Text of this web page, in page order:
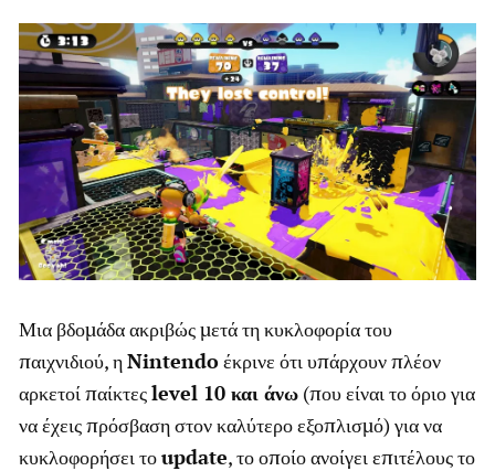
Μια βδομάδα ακριβώς μετά τη κυκλοφορία του
παιχνιδιού, ηNintendoέκρινε ότι υπάρχουν πλέον
αρκετοί παίκτεςlevel 10 και άνω (που είναι το όριο για
να έχεις πρόσβαση στον καλύτερο εξοπλισμό) για να
κυκλοφορήσει τοupdate, το οποίο ανοίγει επιτέλους το